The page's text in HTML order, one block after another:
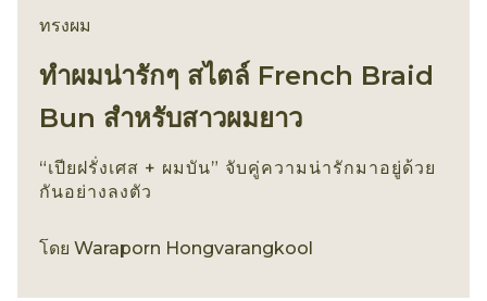
ทรงผม
ทำผมน่ารักๆ สไตล์ French Braid
Bun สำหรับสาวผมยาว
“เปียฝรั่งเศส + ผมบัน” จับคู่ความน่ารักมาอยู่ด้วย
กันอย่างลงตัว
โดย Waraporn Hongvarangkool